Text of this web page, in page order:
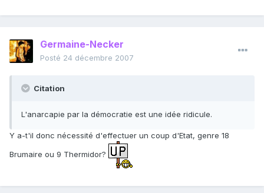
Germaine-Necker
Posté 24 décembre 2007
Citation
L'anarcapie par la démocratie est une idée ridicule.
Y a-t'il donc nécessité d'effectuer un coup d'Etat, genre 18
Brumaire ou 9 Thermidor?